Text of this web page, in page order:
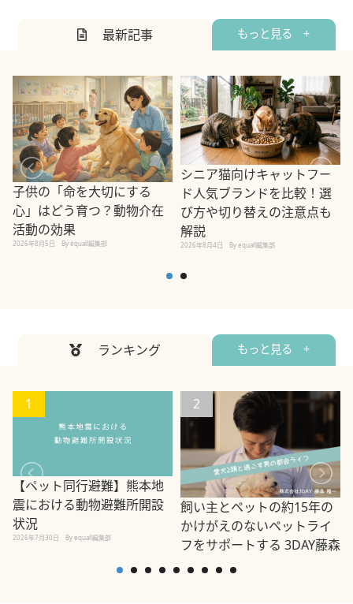
最新記事 もっと見る +
子供の「命を大切にする
心」はどう育つ？動物介在
活動の効果
2026年8月5日 By equall編集部
シニア猫向けキャットフー
ド人気ブランドを比較！選
び方や切り替えの注意点も
解説
2026年8月4日 By equall編集部
ランキング もっと見る +
1
【ペット同行避難】熊本地
震における動物避難所開設
状況
2026年7月30日 By equall編集部
2
飼い主とペットの約15年の
かけがえのないペットライ
フをサポートする 3DAY藤森
隆一